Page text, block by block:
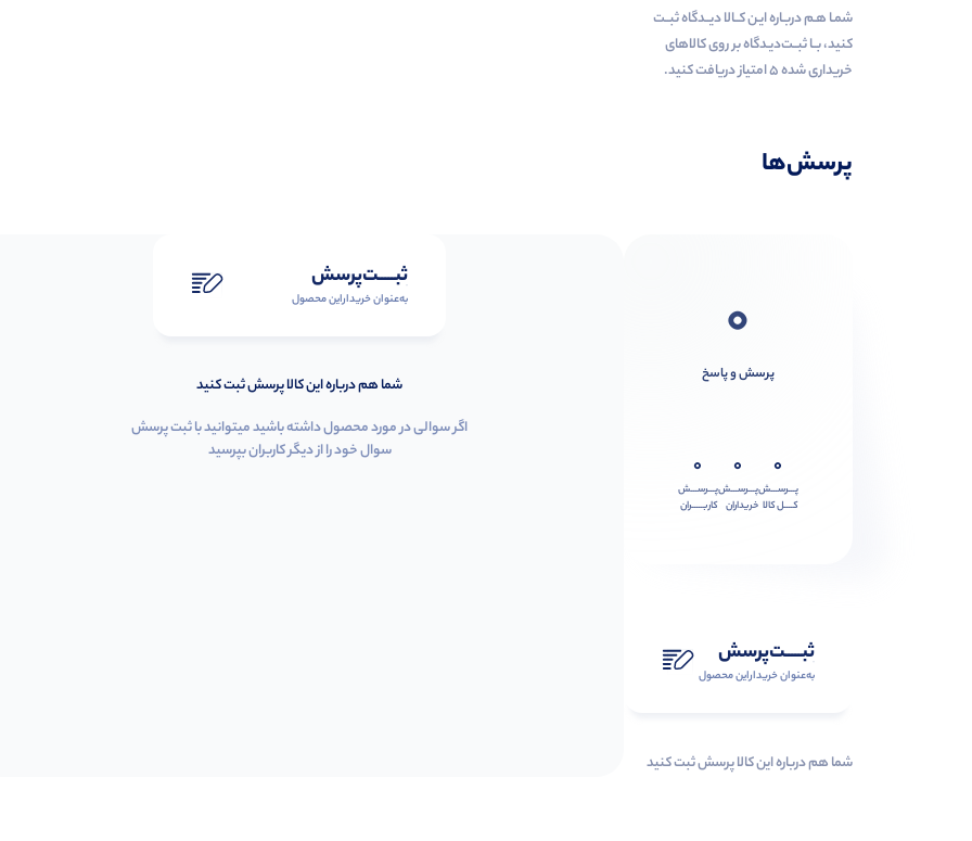
شمـا هـم دربـاره ایـن کــالا دیــدگاه ثبــت
کنید، بــا ثبــت‌دیـدگاه بر روی کالاهای
خریداری شده ۵ امتیاز دریافت کنید.
پرسش‌ها
0
پرسش و پاسخ
0
پـــرســـش
کــــل کالا
0
پـــرســـش
خریداران
0
پـــرســـش
کاربـــــران
ثبـــــت‌پرسش
به‌عنوان ‌خریدار‌این‌ محصول
شما هم درباره این کالا پرسش ثبت کنید
ثبـــــت‌پرسش
به‌عنوان ‌خریدار‌این‌ محصول
شما هم درباره این کالا پرسش ثبت کنید
اگر سوالی در مورد محصول داشته باشید میتوانید با ثبت پرسش
سوال خود را از دیگر کاربران بپرسید